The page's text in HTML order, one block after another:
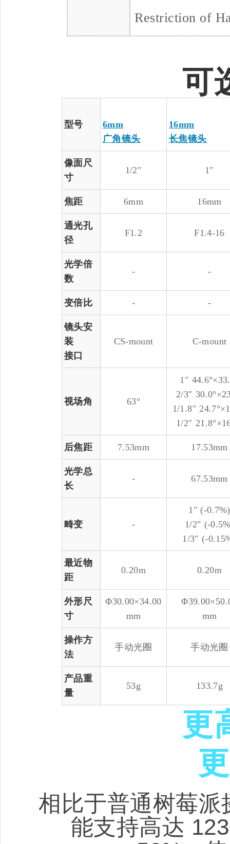
Restriction of
可
型号
6mm
广角镜头
16mm
长焦镜头
像面尺
寸
1/2″ 1″
焦距 6mm 16mm
通光孔
径
F1.2 F1.4-16
光学倍
数
- -
变倍比 - -
镜头安
装
接口
CS-mount C-mount
视场角 63°
1″
2/3″
1/1.8″
1/2″
后焦距 7.53mm 17.53mm
光学总
长
- 67.53mm
畸变 -
1″ (-0.7%)
1/2″ (-
1/3″ (-
最近物
距
0.20m 0.20m
外形尺
寸
Φ30.00×34.00
mm
mm
操作方
法
手动光圈 手动光圈
产品重
量
53g 133.7g
更
相比于普通树莓
能支持高达